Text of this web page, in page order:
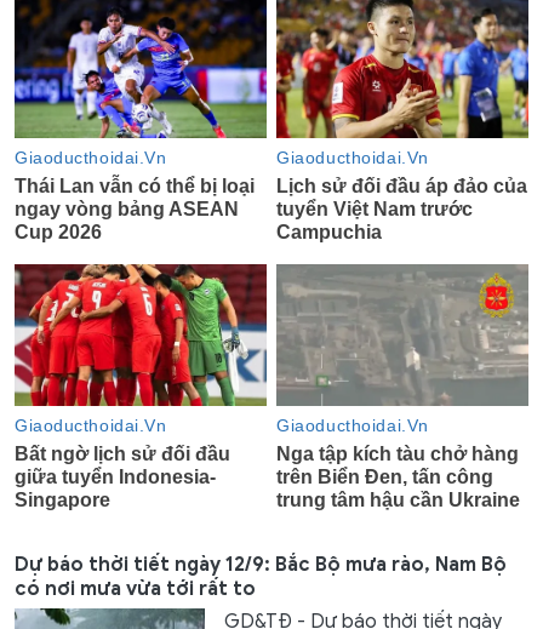
Dự báo thời tiết ngày 12/9: Bắc Bộ mưa rào, Nam Bộ
có nơi mưa vừa tới rất to
GD&TĐ - Dự báo thời tiết ngày